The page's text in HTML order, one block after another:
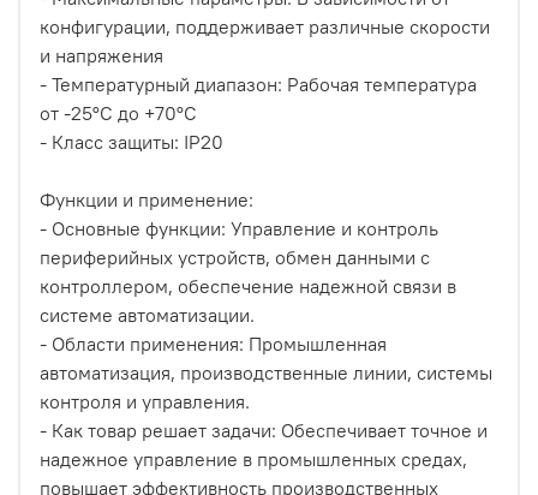
конфигурации, поддерживает различные скорости
и напряжения
- Температурный диапазон: Рабочая температура
от -25°C до +70°C
- Класс защиты: IP20
Функции и применение:
- Основные функции: Управление и контроль
периферийных устройств, обмен данными с
контроллером, обеспечение надежной связи в
системе автоматизации.
- Области применения: Промышленная
автоматизация, производственные линии, системы
контроля и управления.
- Как товар решает задачи: Обеспечивает точное и
надежное управление в промышленных средах,
повышает эффективность производственных